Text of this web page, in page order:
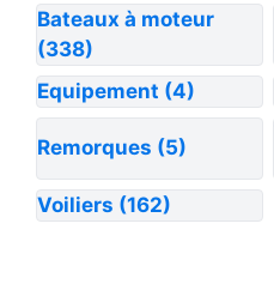
Bateaux à moteur
(338)
Equipement (4)
Remorques (5)
Voiliers (162)